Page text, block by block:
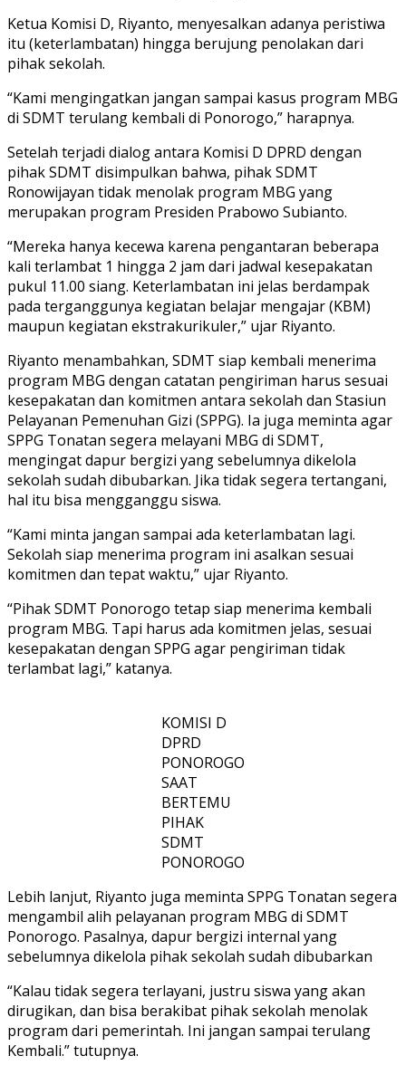
Ketua Komisi D, Riyanto, menyesalkan adanya peristiwa
itu (keterlambatan) hingga berujung penolakan dari
pihak sekolah.
“Kami mengingatkan jangan sampai kasus program MBG
di SDMT terulang kembali di Ponorogo,” harapnya.
Setelah terjadi dialog antara Komisi D DPRD dengan
pihak SDMT disimpulkan bahwa, pihak SDMT
Ronowijayan tidak menolak program MBG yang
merupakan program Presiden Prabowo Subianto.
“Mereka hanya kecewa karena pengantaran beberapa
kali terlambat 1 hingga 2 jam dari jadwal kesepakatan
pukul 11.00 siang. Keterlambatan ini jelas berdampak
pada terganggunya kegiatan belajar mengajar (KBM)
maupun kegiatan ekstrakurikuler,” ujar Riyanto.
Riyanto menambahkan, SDMT siap kembali menerima
program MBG dengan catatan pengiriman harus sesuai
kesepakatan dan komitmen antara sekolah dan Stasiun
Pelayanan Pemenuhan Gizi (SPPG). Ia juga meminta agar
SPPG Tonatan segera melayani MBG di SDMT,
mengingat dapur bergizi yang sebelumnya dikelola
sekolah sudah dibubarkan. Jika tidak segera tertangani,
hal itu bisa mengganggu siswa.
“Kami minta jangan sampai ada keterlambatan lagi.
Sekolah siap menerima program ini asalkan sesuai
komitmen dan tepat waktu,” ujar Riyanto.
“Pihak SDMT Ponorogo tetap siap menerima kembali
program MBG. Tapi harus ada komitmen jelas, sesuai
kesepakatan dengan SPPG agar pengiriman tidak
terlambat lagi,” katanya.
KOMISI D
DPRD
PONOROGO
SAAT
BERTEMU
PIHAK
SDMT
PONOROGO
Lebih lanjut, Riyanto juga meminta SPPG Tonatan segera
mengambil alih pelayanan program MBG di SDMT
Ponorogo. Pasalnya, dapur bergizi internal yang
sebelumnya dikelola pihak sekolah sudah dibubarkan
“Kalau tidak segera terlayani, justru siswa yang akan
dirugikan, dan bisa berakibat pihak sekolah menolak
program dari pemerintah. Ini jangan sampai terulang
Kembali.” tutupnya.